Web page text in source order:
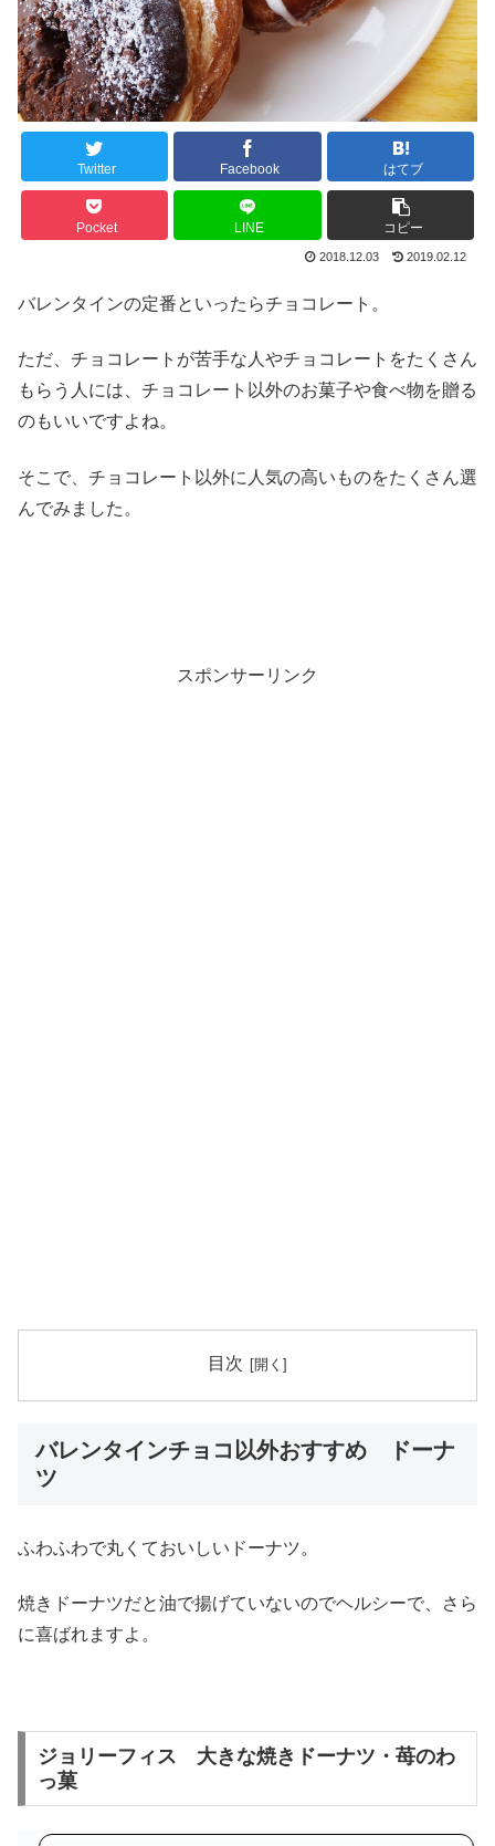
Twitter Facebook はてブ
Pocket LINE コピー
2018.12.03 2019.02.12
バレンタインの定番といったらチョコレート。
ただ、チョコレートが苦手な人やチョコレートをたくさん
もらう人には、チョコレート以外のお菓子や食べ物を贈る
のもいいですよね。
そこで、チョコレート以外に人気の高いものをたくさん選
んでみました。
スポンサーリンク
目次
バレンタインチョコ以外おすすめ ドーナ
ツ
ふわふわで丸くておいしいドーナツ。
焼きドーナツだと油で揚げていないのでヘルシーで、さら
に喜ばれますよ。
ジョリーフィス 大きな焼きドーナツ・苺のわ
っ菓